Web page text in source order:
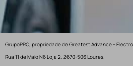
GrupoPRO, propriedade de Greatest Advance –
Rua 11 de Maio N6 Loja 2, 2670-506 Loures.